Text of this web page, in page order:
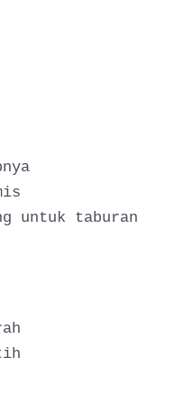
untuk taburan